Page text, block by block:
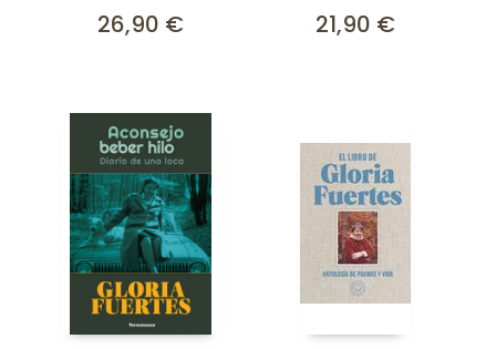
26,90 € 21,90 €